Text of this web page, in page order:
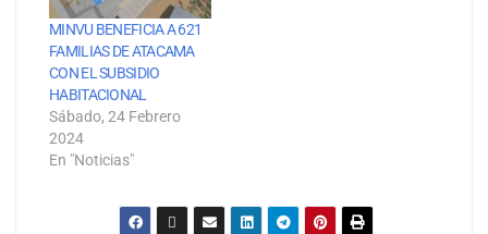
MINVU BENEFICIA A 621
FAMILIAS DE ATACAMA
CON EL SUBSIDIO
HABITACIONAL
Sábado, 24 Febrero
2024
En "Noticias"